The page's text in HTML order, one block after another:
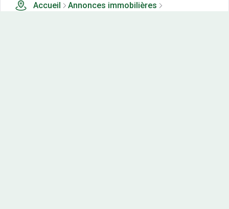
Accueil
Annonces immobilières